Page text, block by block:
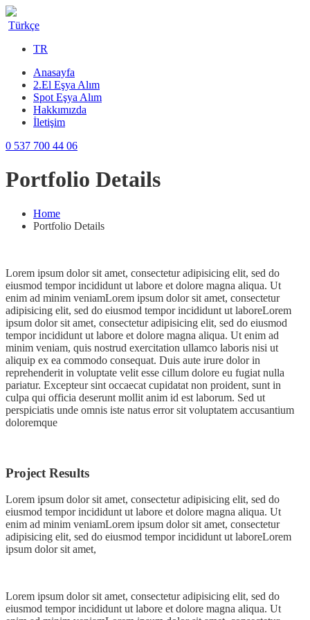
Türkçe
TR
Anasayfa
2.El Eşya Alım
Spot Eşya Alım
Hakkımızda
İletişim
0 537 700 44 06
Portfolio Details
Home
Portfolio Details
Lorem ipsum dolor sit amet, consectetur adipisicing elit, sed do
eiusmod tempor incididunt ut labore et dolore magna aliqua. Ut
enim ad minim veniamLorem ipsum dolor sit amet, consectetur
adipisicing elit, sed do eiusmod tempor incididunt ut laboreLorem
ipsum dolor sit amet, consectetur adipisicing elit, sed do eiusmod
tempor incididunt ut labore et dolore magna aliqua. Ut enim ad
minim veniam, quis nostrud exercitation ullamco laboris nisi ut
aliquip ex ea commodo consequat. Duis aute irure dolor in
reprehenderit in voluptate velit esse cillum dolore eu fugiat nulla
pariatur. Excepteur sint occaecat cupidatat non proident, sunt in
culpa qui officia deserunt mollit anim id est laborum. Sed ut
perspiciatis unde omnis iste natus error sit voluptatem accusantium
doloremque
Project Results
Lorem ipsum dolor sit amet, consectetur adipisicing elit, sed do
eiusmod tempor incididunt ut labore et dolore magna aliqua. Ut
enim ad minim veniamLorem ipsum dolor sit amet, consectetur
adipisicing elit, sed do eiusmod tempor incididunt ut laboreLorem
ipsum dolor sit amet,
Lorem ipsum dolor sit amet, consectetur adipisicing elit, sed do
eiusmod tempor incididunt ut labore et dolore magna aliqua. Ut